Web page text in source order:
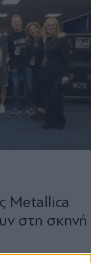
Metallica
στη σκηνή